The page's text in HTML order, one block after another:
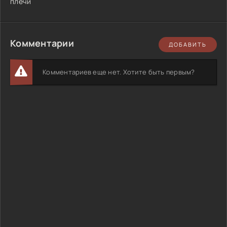
Комментарии ДОБАВИТЬ
Комментариев еще нет. Хотите быть первым?